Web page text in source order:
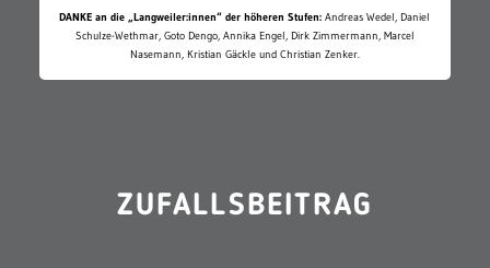
DANKE an die „Langweiler:innen“ der höheren Stufen: Andreas Wedel, Daniel
Schulze-Wethmar, Goto Dengo, Annika Engel, Dirk Zimmermann, Marcel
Nasemann, Kristian Gäckle und Christian Zenker.
ZUFALLSBEITRAG